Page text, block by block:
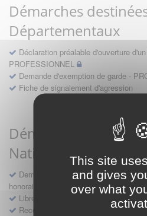
This site
and gives
over what
Démarches
Départementaux
Déclaration préalable d'ouverture
PROFESSIONNEL
Demande d'exemption de garde -
Fiche de signalement d'agression
Démarches
National
Demande d'avis en hospitalité, en
honoraires et des demandes diverses
Libre prestation de services
Recours